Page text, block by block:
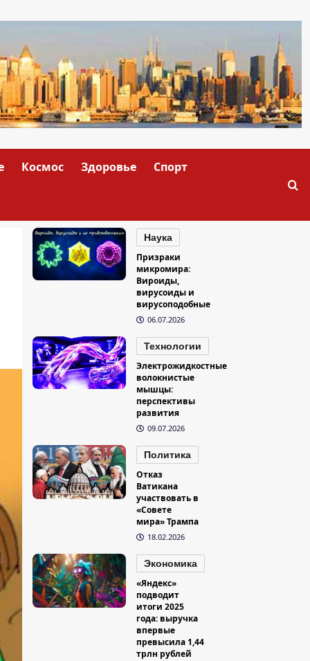
Космос Здоровье Спорт
Наука
Призраки
микромира:
Вироиды,
вирусоиды и
вирусоподобные
06.07.2026
Технологии
Электрожидкостные
волокнистые
мышцы:
перспективы
развития
09.07.2026
Политика
Отказ
Ватикана
участвовать в
«Совете
мира» Трампа
18.02.2026
Экономика
«Яндекс»
подводит
итоги 2025
года: выручка
впервые
превысила 1,44
трлн рублей